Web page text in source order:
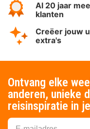
Al 20 jaar
klanten
Creëer jouw
extra's
Ontvang elke
anderen, unieke
reisinspiratie in